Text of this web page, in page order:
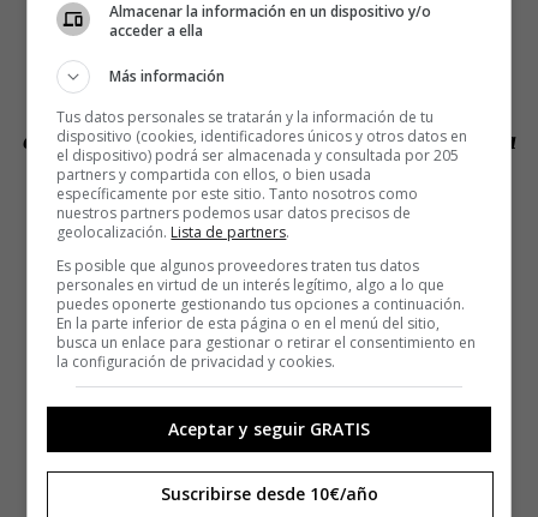
«El conocer todos los detalles de antemano
genera una ilusión de control y de poder
evitar un destino fatal si estuviéramos en esa
situación, lo cual tiene un efecto
reconfortante».
Ejemplos de crímenes que
más enganchan
Asesinos en serie
Uno de los temas estrella del género son los asesinos en
seriel killers.El gran enigma es descifrar su
Almacenar la información en un dispositivo y/o
acceder a ella
Más información
Tus datos personales se tratarán y la información de tu
dispositivo (cookies, identificadores únicos y otros datos en
el dispositivo) podrá ser almacenada y consultada por 205
partners y compartida con ellos, o bien usada
específicamente por este sitio. Tanto nosotros como
nuestros partners podemos usar datos precisos de
geolocalización. Lista de partners.
Es posible que algunos proveedores traten tus datos
personales en virtud de un interés legítimo, algo a lo que
puedes oponerte gestionando tus opciones a continuación.
En la parte inferior de esta página o en el menú del sitio,
busca un enlace para gestionar o retirar el consentimiento en
la configuración de privacidad y cookies.
Aceptar y seguir GRATIS
Suscribirse desde 10€/año